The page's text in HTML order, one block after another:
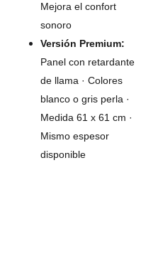
Mejora el confort
sonoro
Versión Premium:
Panel con retardante
de llama · Colores
blanco o gris perla ·
Medida 61 x 61 cm ·
Mismo espesor
disponible